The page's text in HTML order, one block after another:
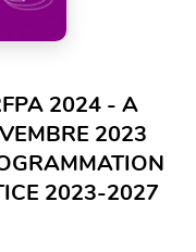
2024 - A
2023
2023-2027